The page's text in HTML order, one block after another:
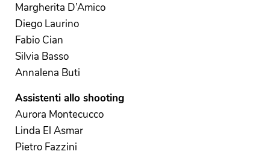
Margherita D’Amico
Diego Laurino
Fabio Cian
Silvia Basso
Annalena Buti
Assistenti allo shooting
Aurora Montecucco
Linda El Asmar
Pietro Fazzini